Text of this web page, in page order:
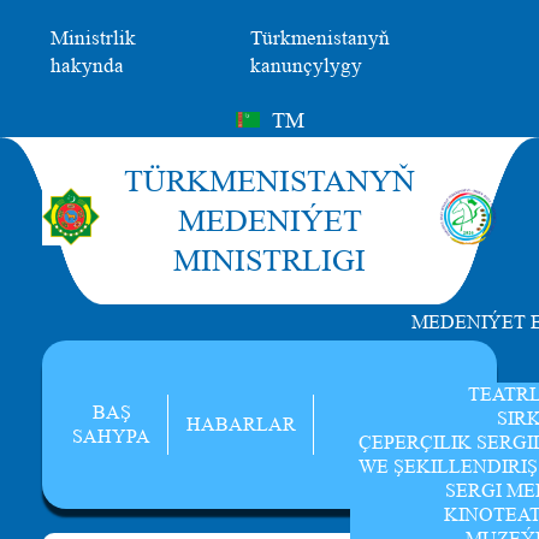
Ministrlik
hakynda
Türkmenistanyň
kanunçylygy
TM
TÜRKMENISTANYŇ
MEDENIÝET
MINISTRLIGI
BAŞ
SAHYPA
HABARLAR
MEDENIÝET
ÇEPERÇILIK
WE
SERGI